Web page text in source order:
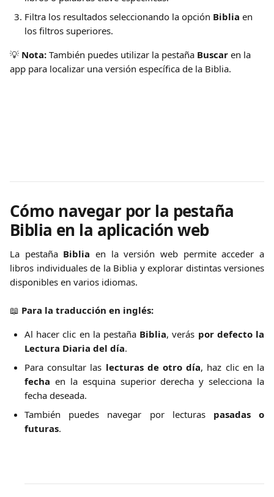
Filtra los resultados seleccionando la opción Biblia en
los filtros superiores.
💡 Nota: También puedes utilizar la pestaña Buscar en la
app para localizar una versión específica de la Biblia.
Cómo navegar por la pestaña
Biblia en la aplicación web
La pestaña Biblia en la versión web permite acceder a
libros individuales de la Biblia y explorar distintas versiones
disponibles en varios idiomas.
📖 Para la traducción en inglés:
Al hacer clic en la pestaña Biblia, verás por defecto la
Lectura Diaria del día.
Para consultar las lecturas de otro día, haz clic en la
fecha en la esquina superior derecha y selecciona la
fecha deseada.
También puedes navegar por lecturas pasadas o
futuras.